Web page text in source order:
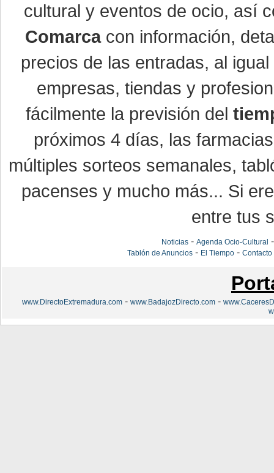
cultural y eventos de ocio, así
Comarcacon información,
precios de las entradas, al
empresas, tiendas y
fácilmente la previsión del
próximos 4 días, las
múltiples sorteos semanales,
pacenses y mucho más... Si
entre tus
Noticias- Agenda Ocio-Cultural
Tablón de Anuncios- El Tiempo- Contacto
www.DirectoExtremadura.com - www.BadajozDirecto.com -